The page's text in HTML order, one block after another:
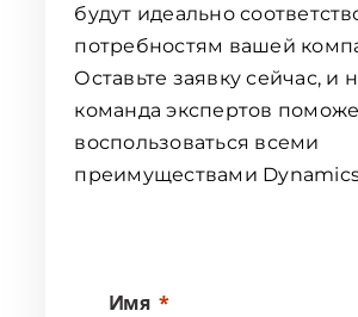
будут идеально
потребностям вашей
Оставьте заявку сейчас, и
команда экспертов
воспользоваться всеми
преимуществами
Имя